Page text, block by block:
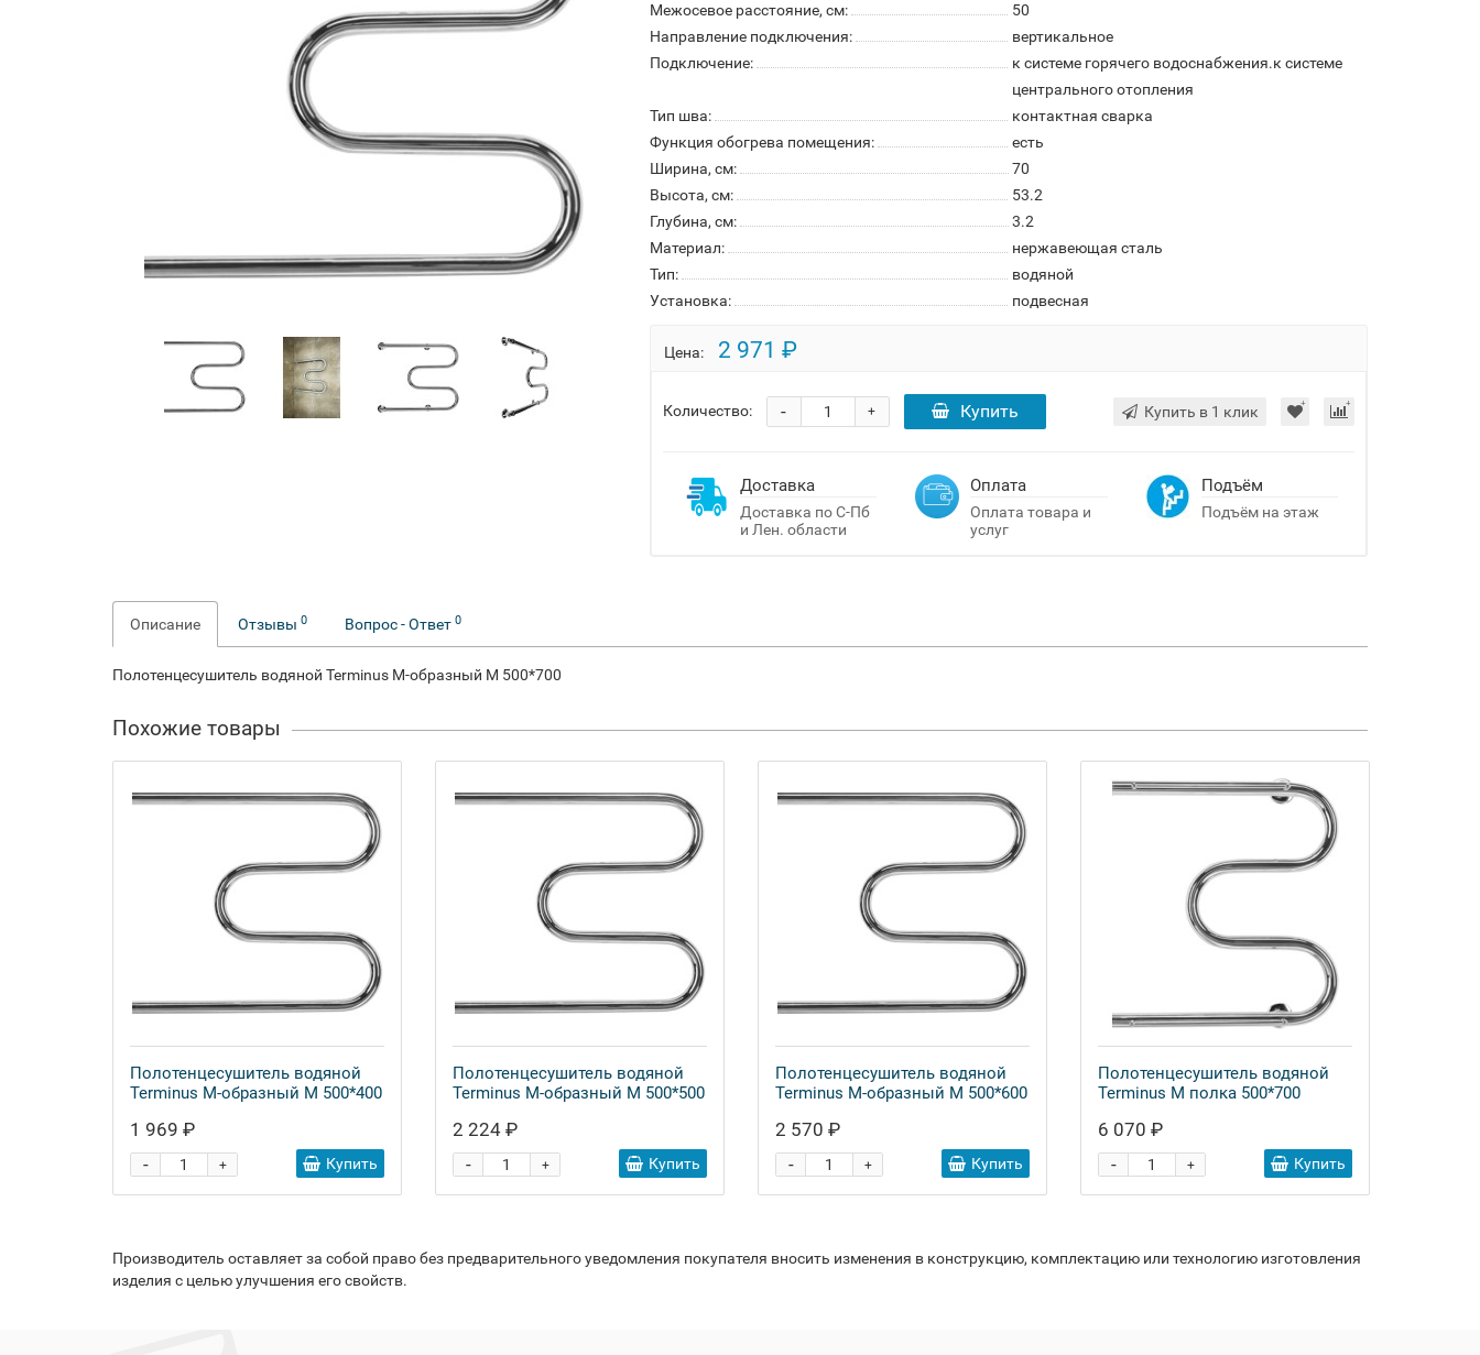
Межосевое расстояние, см:
50
Направление подключения:
вертикальное
Подключение:
к системе горячего водоснабжения.к системе
центрального отопления
Тип шва:
контактная сварка
Функция обогрева помещения:
есть
Ширина, см:
70
Высота, см:
53.2
Глубина, см:
3.2
Материал:
нержавеющая сталь
Тип:
водяной
Установка:
подвесная
Цена: 2 971 ₽
Количество: +
- Купить Купить в 1 клик
Доставка
Доставка по С-Пб
и Лен. области
Оплата
Оплата товара и
услуг
Подъём
Подъём на этаж
Описание Отзывы 0 Вопрос - Ответ 0
Полотенцесушитель водяной Terminus M-образный М 500*700
Похожие товары
Полотенцесушитель водяной
Terminus M-образный М 500*400
1 969 ₽
+
- Купить
Полотенцесушитель водяной
Terminus M-образный М 500*500
2 224 ₽
+
- Купить
Полотенцесушитель водяной
Terminus M-образный М 500*600
2 570 ₽
+
- Купить
Полотенцесушитель водяной
Terminus М полка 500*700
6 070 ₽
+
- Купить
Производитель оставляет за собой право без предварительного уведомления покупателя вносить изменения в конструкцию, комплектацию или технологию изготовления
изделия с целью улучшения его свойств.